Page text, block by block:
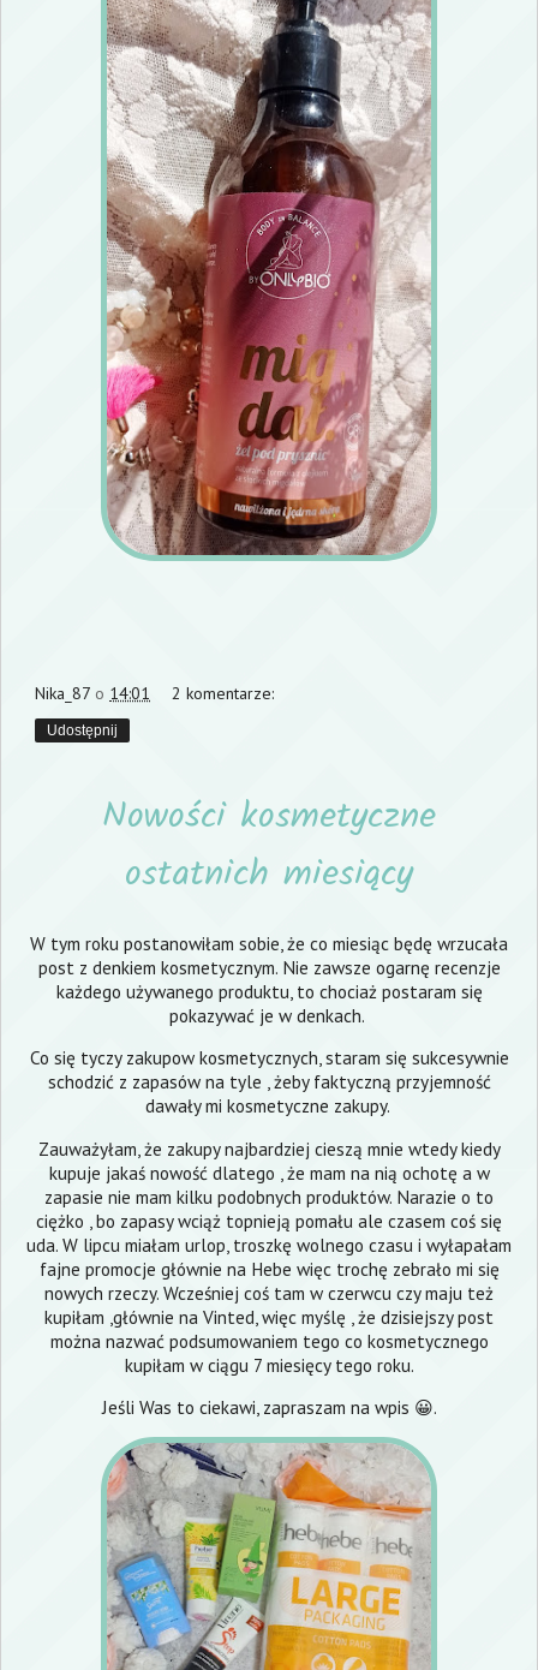
Nika_87 o 14:01 2 komentarze:
Udostępnij
Nowości kosmetyczne
ostatnich miesiący
W tym roku postanowiłam sobie, że co miesiąc będę wrzucała
post z denkiem kosmetycznym. Nie zawsze ogarnę recenzje
każdego używanego produktu, to chociaż postaram się
pokazywać je w denkach.
Co się tyczy zakupow kosmetycznych, staram się sukcesywnie
schodzić z zapasów na tyle , żeby faktyczną przyjemność
dawały mi kosmetyczne zakupy.
Zauważyłam, że zakupy najbardziej cieszą mnie wtedy kiedy
kupuje jakaś nowość dlatego , że mam na nią ochotę a w
zapasie nie mam kilku podobnych produktów. Narazie o to
ciężko , bo zapasy wciąż topnieją pomału ale czasem coś się
uda. W lipcu miałam urlop, troszkę wolnego czasu i wyłapałam
fajne promocje głównie na Hebe więc trochę zebrało mi się
nowych rzeczy. Wcześniej coś tam w czerwcu czy maju też
kupiłam ,głównie na Vinted, więc myślę , że dzisiejszy post
można nazwać podsumowaniem tego co kosmetycznego
kupiłam w ciągu 7 miesięcy tego roku.
Jeśli Was to ciekawi, zapraszam na wpis 😀.